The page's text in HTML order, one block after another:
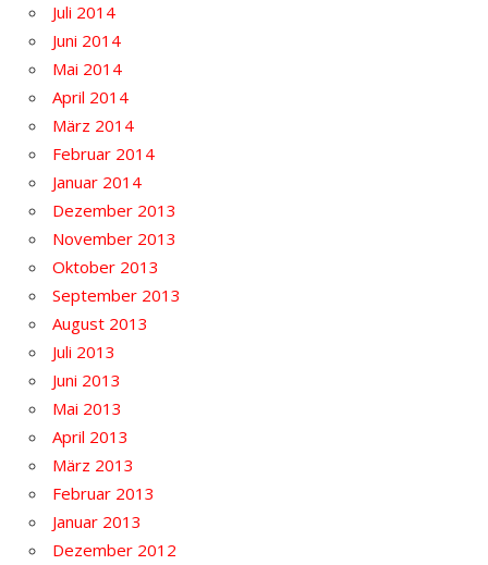
Juli 2014
Juni 2014
Mai 2014
April 2014
März 2014
Februar 2014
Januar 2014
Dezember 2013
November 2013
Oktober 2013
September 2013
August 2013
Juli 2013
Juni 2013
Mai 2013
April 2013
März 2013
Februar 2013
Januar 2013
Dezember 2012